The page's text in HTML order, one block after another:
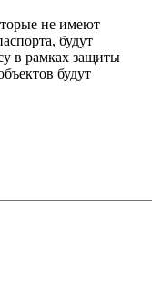
не имеют
будут
в рамках защиты
будут